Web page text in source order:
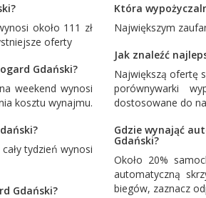
około 111 zł
oferty
Gdański?
weekend wynosi
kosztu wynajmu.
tydzień wynosi
Gdański?
Która
Największym
Jak znaleźć
Największą ofertę
porównywarki
dostosowane do
Gdzie wynająć
Gdański?
Około 20%
automatyczną
biegów, zaznacz